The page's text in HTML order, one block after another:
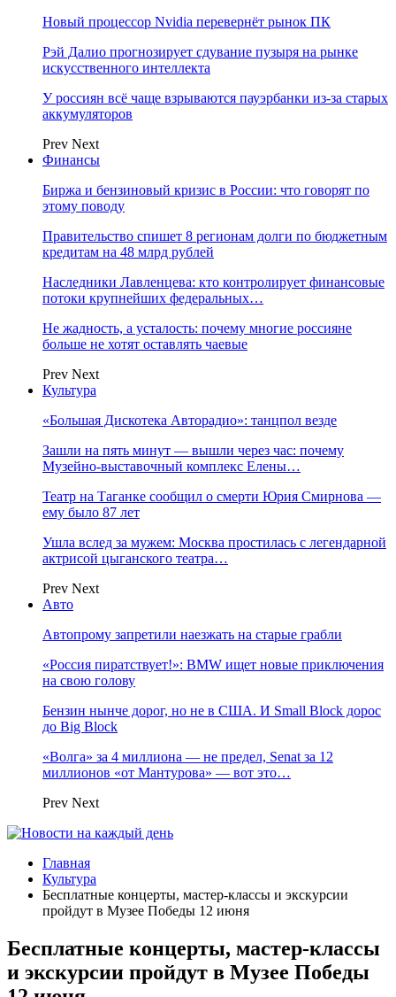
Новый процессор Nvidia перевернёт рынок ПК
Рэй Далио прогнозирует сдувание пузыря на рынке
искусственного интеллекта
У россиян всё чаще взрываются пауэрбанки из-за старых
аккумуляторов
Prev Next
Финансы
Биржа и бензиновый кризис в России: что говорят по
этому поводу
Правительство спишет 8 регионам долги по бюджетным
кредитам на 48 млрд рублей
Наследники Лавленцева: кто контролирует финансовые
потоки крупнейших федеральных…
Не жадность, а усталость: почему многие россияне
больше не хотят оставлять чаевые
Prev Next
Культура
«Большая Дискотека Авторадио»: танцпол везде
Зашли на пять минут — вышли через час: почему
Музейно-выставочный комплекс Елены…
Театр на Таганке сообщил о смерти Юрия Смирнова —
ему было 87 лет
Ушла вслед за мужем: Москва простилась с легендарной
актрисой цыганского театра…
Prev Next
Авто
Автопрому запретили наезжать на старые грабли
«Россия пиратствует!»: BMW ищет новые приключения
на свою голову
Бензин нынче дорог, но не в США. И Small Block дорос
до Big Block
«Волга» за 4 миллиона — не предел, Senat за 12
миллионов «от Мантурова» — вот это…
Prev Next
Главная
Культура
Бесплатные концерты, мастер-классы и экскурсии
пройдут в Музее Победы 12 июня
Бесплатные концерты, мастер-классы
и экскурсии пройдут в Музее Победы